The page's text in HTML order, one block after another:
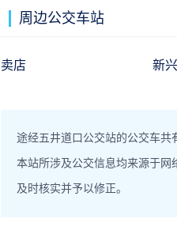
周边公交车站
卖店 新
途经五井道口公交站的公交车共
本站所涉及公交信息均来源于网
及时核实并予以修正。